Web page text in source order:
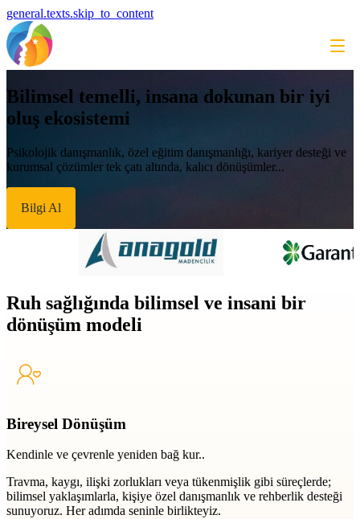
general.texts.skip_to_content
Bilimsel temelli, insana dokunan bir iyi
oluş ekosistemi
Psikolojik danışmanlık, özel eğitim danışmanlığı, kariyer desteği ve
kurumsal çözümler tek çatı altında, kalıcı dönüşümler...
Bilgi Al
Ruh sağlığında bilimsel ve insani bir
dönüşüm modeli
Bireysel Dönüşüm
Kendinle ve çevrenle yeniden bağ kur..
Travma, kaygı, ilişki zorlukları veya tükenmişlik gibi süreçlerde;
bilimsel yaklaşımlarla, kişiye özel danışmanlık ve rehberlik desteği
sunuyoruz. Her adımda seninle birlikteyiz.